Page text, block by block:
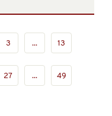
3 ... 13
27 ... 49